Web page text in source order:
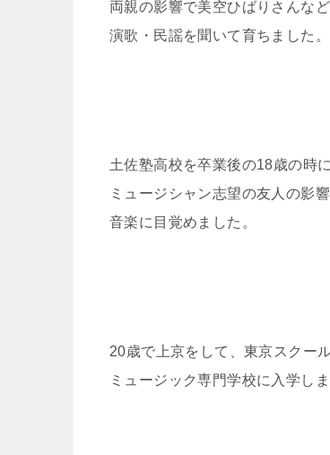
両親の影響で美空ひばりさんな
演歌・民謡を聞いて育ちました。
土佐塾高校を卒業後の18歳の時に
ミュージシャン志望の友人の影
音楽に目覚めました。
20歳で上京をして、東京スクー
ミュージック専門学校に入学しま